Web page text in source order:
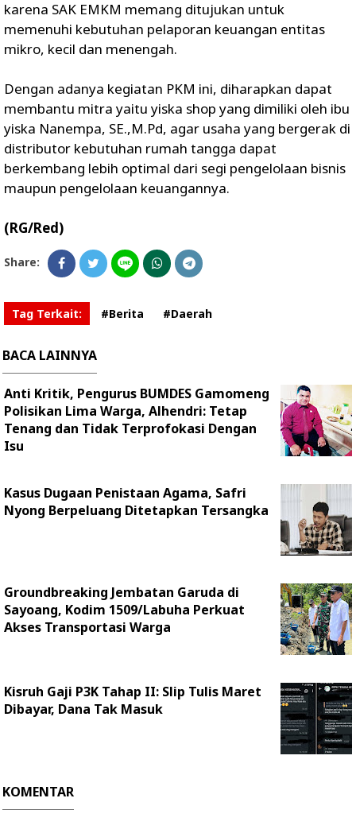
karena SAK EMKM memang ditujukan untuk
memenuhi kebutuhan pelaporan keuangan entitas
mikro, kecil dan menengah.
Dengan adanya kegiatan PKM ini, diharapkan dapat
membantu mitra yaitu yiska shop yang dimiliki oleh ibu
yiska Nanempa, SE.,M.Pd, agar usaha yang bergerak di
distributor kebutuhan rumah tangga dapat
berkembang lebih optimal dari segi pengelolaan bisnis
maupun pengelolaan keuangannya.
(RG/Red)
Share:
Tag Terkait: #Berita #Daerah
BACA LAINNYA
Anti Kritik, Pengurus BUMDES Gamomeng
Polisikan Lima Warga, Alhendri: Tetap
Tenang dan Tidak Terprofokasi Dengan
Isu
Kasus Dugaan Penistaan Agama, Safri
Nyong Berpeluang Ditetapkan Tersangka
Groundbreaking Jembatan Garuda di
Sayoang, Kodim 1509/Labuha Perkuat
Akses Transportasi Warga
Kisruh Gaji P3K Tahap II: Slip Tulis Maret
Dibayar, Dana Tak Masuk
KOMENTAR